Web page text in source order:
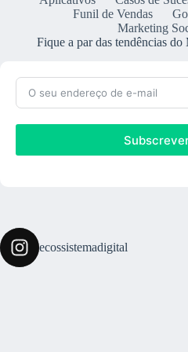
Funil de Vendas
Marketing
Fique a par das tendências
ecossistemadigital